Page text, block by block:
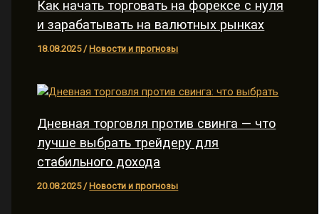
Как начать торговать на форексе с нуля
и зарабатывать на валютных рынках
18.08.2025 / Новости и прогнозы
Дневная торговля против свинга — что
лучше выбрать трейдеру для
стабильного дохода
20.08.2025 /Новости и прогнозы